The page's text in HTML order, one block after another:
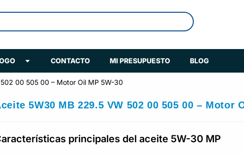
CONTACTO MI PRESUPUESTO BLOG
00 505 00 – Motor Oil MP 5W-30
5W30 MB 229.5 VW 502 00 505 00 – Motor
principales del aceite 5W-30 MP